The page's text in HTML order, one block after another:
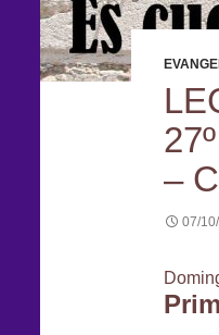
–
07/